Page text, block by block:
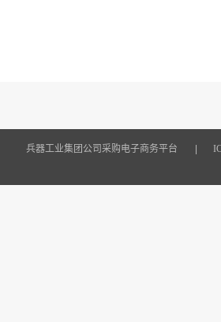
兵器工业集团公司采购电子商务平台